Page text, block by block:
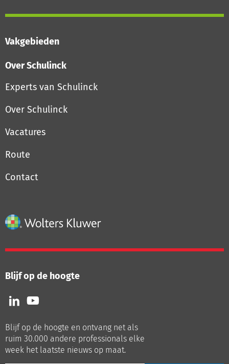
Vakgebieden
Over Schulinck
Experts van Schulinck
Over Schulinck
Vacatures
Route
Contact
Blijf op de hoogte
Volg
ons
LinkedIn
Volg
ons
Youtube
Blijf op de hoogte en ontvang net als
ruim 30.000 andere professionals elke
week het laatste nieuws op maat.